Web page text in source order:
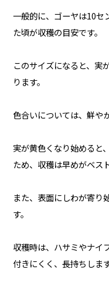
一般的に、ゴーヤは10セ
た頃が収穫の目安です。
このサイズになると、実
ります。
色合いについては、鮮や
実が黄色くなり始めると
ため、収穫は早めがベス
また、表面にしわが寄り
す。
収穫時は、ハサミやナイ
付きにくく、長持ちします